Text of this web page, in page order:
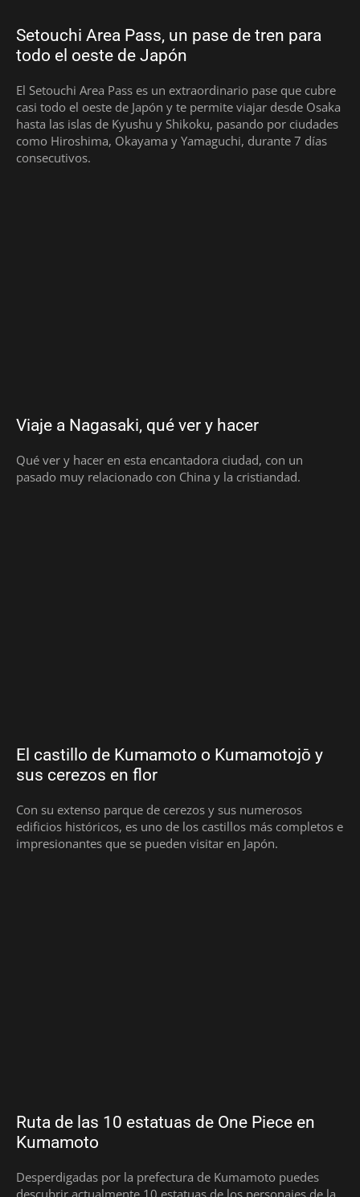
Setouchi Area Pass, un pase de tren para
todo el oeste de Japón
El Setouchi Area Pass es un extraordinario pase que cubre
casi todo el oeste de Japón y te permite viajar desde Osaka
hasta las islas de Kyushu y Shikoku, pasando por ciudades
como Hiroshima, Okayama y Yamaguchi, durante 7 días
consecutivos.
Viaje a Nagasaki, qué ver y hacer
Qué ver y hacer en esta encantadora ciudad, con un
pasado muy relacionado con China y la cristiandad.
El castillo de Kumamoto o Kumamotojō y
sus cerezos en flor
Con su extenso parque de cerezos y sus numerosos
edificios históricos, es uno de los castillos más completos e
impresionantes que se pueden visitar en Japón.
Ruta de las 10 estatuas de One Piece en
Kumamoto
Desperdigadas por la prefectura de Kumamoto puedes
descubrir actualmente 10 estatuas de los personajes de la